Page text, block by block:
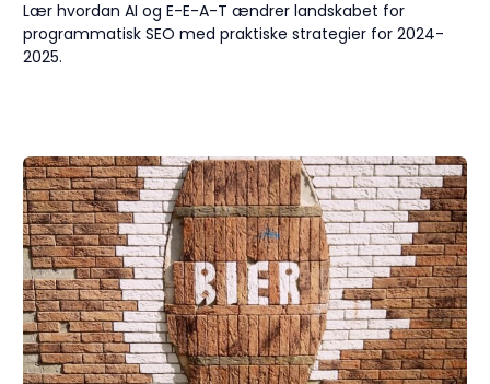
Lær hvordan AI og E-E-A-T ændrer landskabet for
programmatisk SEO med praktiske strategier for 2024-
2025.